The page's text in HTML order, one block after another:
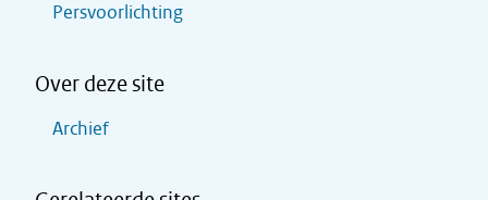
Persvoorlichting
Over deze site
Archief